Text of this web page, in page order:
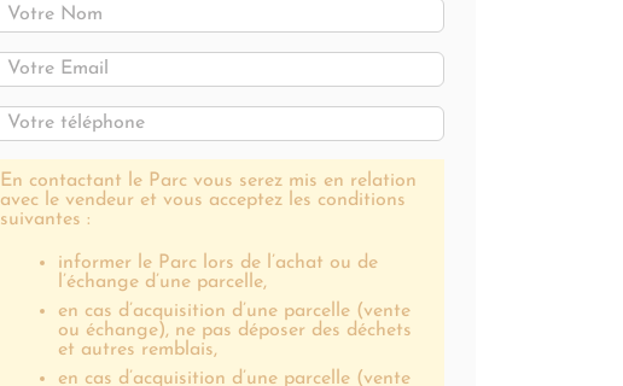
En contactant le Parc vous serez mis en relation
avec le vendeur et vous acceptez les conditions
suivantes :
informer le Parc lors de l’achat ou de
l’échange d’une parcelle,
en cas d’acquisition d’une parcelle (vente
ou échange), ne pas déposer des déchets
et autres remblais,
en cas d’acquisition d’une parcelle (vente